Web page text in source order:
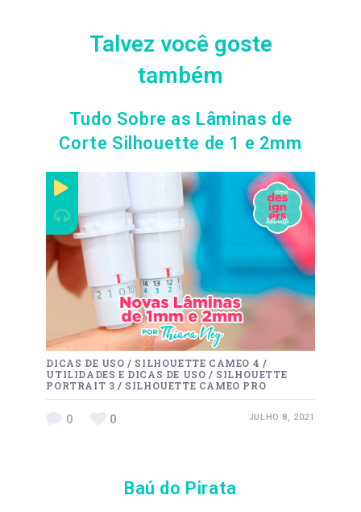
Talvez você goste
também
Tudo Sobre as Lâminas de
Corte Silhouette de 1 e 2mm
DICAS DE USO / SILHOUETTE CAMEO 4 /
UTILIDADES E DICAS DE USO / SILHOUETTE
PORTRAIT 3 / SILHOUETTE CAMEO PRO
0 0 JULHO 8, 2021
Baú do Pirata